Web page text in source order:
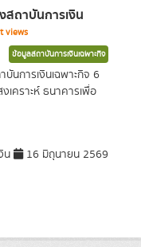
ถาบันการเงิน
views
ข้อมูลสถาบันการเงินเฉพาะกิจ
นการเงินเฉพาะกิจ 6
เคราะห์ ธนาคารเพื่อ
น 16 มิถุนายน 2569